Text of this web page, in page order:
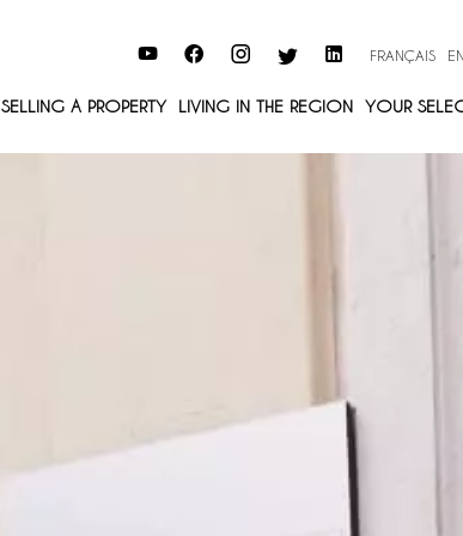
FRANÇAIS
SELLING A PROPERTY LIVING IN THE REGION YOUR